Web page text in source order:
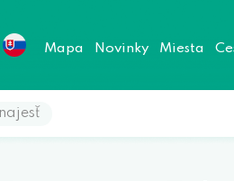
Mapa Novinky Miesta